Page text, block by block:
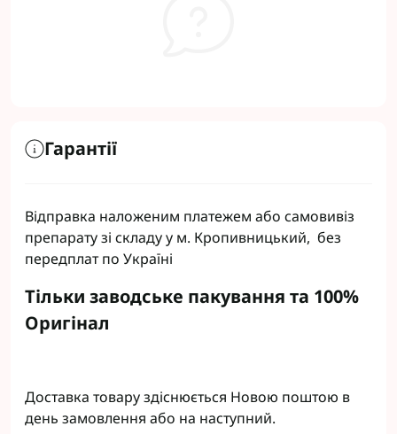
Гарантії
Відправка наложеним платежем або самовивіз
препарату зі складу у м. Кропивницький, без
передплат по Україні
Тільки заводське пакування та 100%
Оригінал
Доставка товару здіснюється Новою поштою в
день замовлення або на наступний.